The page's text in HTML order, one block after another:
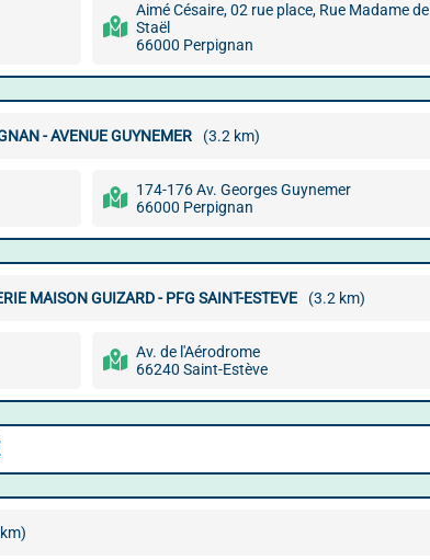
Aimé Césaire, 02 rue place, Rue Madame de
Staël
66000 Perpignan
- AVENUE GUYNEMER (3.2 km)
174-176 Av. Georges Guynemer
66000 Perpignan
MAISON GUIZARD - PFG SAINT-ESTEVE (3.2 km)
Av. de l'Aérodrome
66240 Saint-Estève